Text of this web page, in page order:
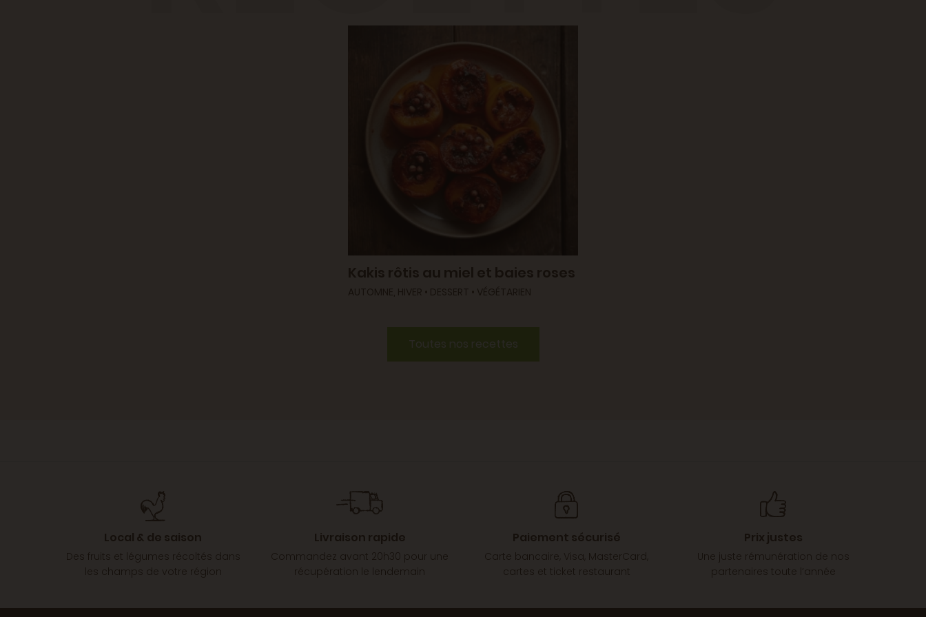
Toutes nos recettes
Local & de saison
Des fruits et légumes récoltés dans
les champs de votre région
Livraison rapide
Commandez avant 20h30 pour une
récupération le lendemain
Paiement sécurisé
Carte bancaire, Visa, MasterCard,
cartes et ticket restaurant
Prix justes
Une juste rémunération de nos
partenaires toute l’année